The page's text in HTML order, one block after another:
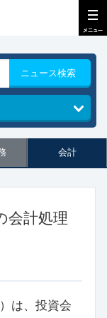
ニュース検索
会計
会計処理
は、投資会